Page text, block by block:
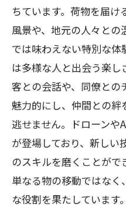
ちています。荷物を届
風景や、地元の人々と
では味わえない特別な体
は多様な人と出会う楽
客との会話や、同僚との
魅力的にし、仲間との絆
逃せません。ドローンや
が登場しており、新しい
のスキルを磨くことがで
単なる物の移動ではな
な役割を果たしています